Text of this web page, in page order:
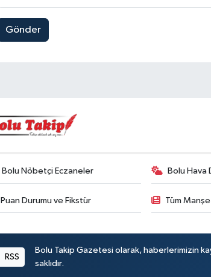
Gönder
Bolu Nöbetçi Eczaneler Bolu Hava
Puan Durumu ve Fikstür Tüm
RSS
Bolu Takip Gazetesi olarak, haberlerimizin
saklıdır.